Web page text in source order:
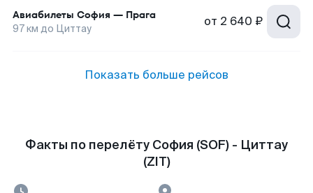
Авиабилеты София — Прага
97км до Циттау от 2 640 ₽
Показать больше рейсов
Факты по перелёту София (SOF) - Циттау
(ZIT)